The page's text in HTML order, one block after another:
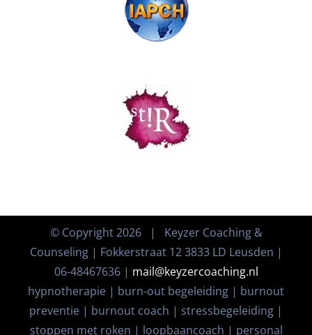
© Copyright2026 | Keyzer Coaching &
Counseling | Fokkerstraat 12 3833 LD Leusden |
06-48467636 | mail@keyzercoaching.nl
hypnotherapie | burn-out begeleiding | burnout
preventie | burnout coach | stressbegeleiding |
stoppen met roken | loopbaancoach | personal